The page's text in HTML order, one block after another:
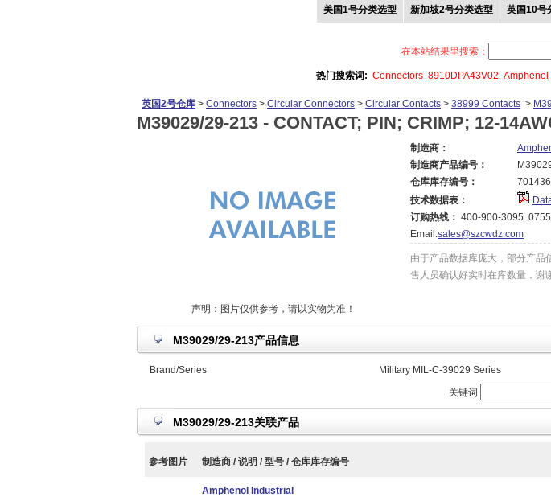
美国1号分类选型 新加坡2号分类选型 英国10号
在本站结果里搜索：
热门搜索词: Connectors 8910DPA43V02 Amphenol
英国2号仓库 > Connectors > Circular Connectors > Circular Contacts > 38999 Contacts >
M39029/29-213 - CONTACT; PIN; CRIMP; 12-
声明：图片仅供参考，请以实物为准！
制造商：
制造商产品编号：
仓库库存编号：
技术数据表：
订购热线： 400-900-3095
Email:sales@szcwdz.com
由于产品数据库庞大，部分产品
售人员确认好实时在库数量，谢
M39029/29-213产品信息
Brand/Series
Military MIL-C-39029 Series
关键词
M39029/29-213关联产品
参考图片 制造商 / 说明 / 型号 / 仓库库存编号
Amphenol Industrial